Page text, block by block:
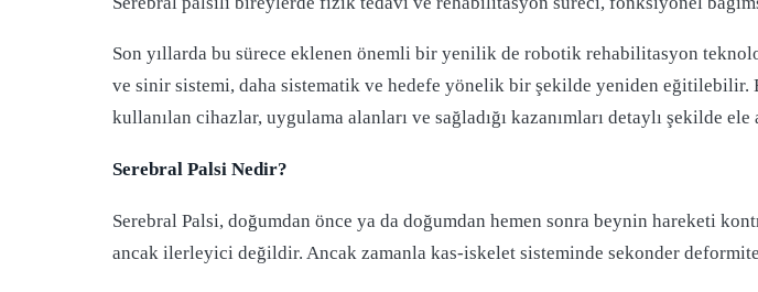
Son yıllarda bu sürece eklenen önemli bir yenilik de robotik rehabilitasyon
ve sinir sistemi, daha sistematik ve hedefe yönelik bir şekilde yeniden eğitilebilir.
kullanılan cihazlar, uygulama alanları ve sağladığı kazanımları detaylı şekilde ele
Serebral Palsi Nedir?
Serebral Palsi, doğumdan önce ya da doğumdan hemen sonra beynin hareketi
ancak ilerleyici değildir. Ancak zamanla kas-iskelet sisteminde sekonder